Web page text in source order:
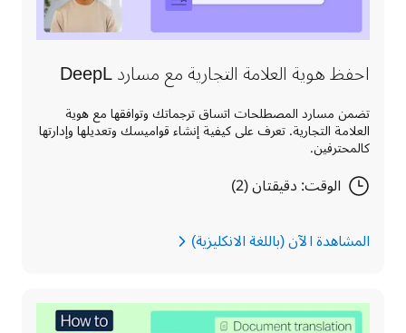
احفظ هوية العلامة التجارية مع مسارد DeepL
تضمن مسارد المصطلحات اتساق ترجماتك وتوافقها مع هوية
العلامة التجارية. تعرف على كيفية إنشاء قواميسك وتعديلها وإدارتها
كالمحترفين.
الوقت: دقيقتان (2)
المشاهدة الآن (باللغة الانكليزية)